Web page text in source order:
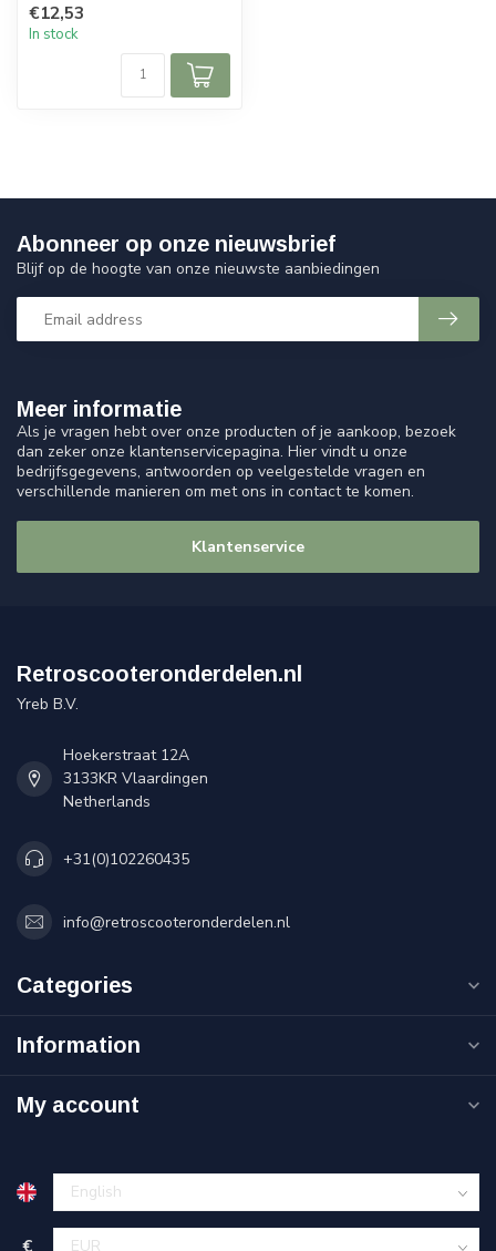
€12,53
In stock
Meer informatie
Als je vragen hebt over onze producten of je aankoop, bezoek
dan zeker onze klantenservicepagina. Hier vindt u onze
bedrijfsgegevens, antwoorden op veelgestelde vragen en
verschillende manieren om met ons in contact te komen.
Klantenservice
Abonneer op onze nieuwsbrief
Blijf op de hoogte van onze nieuwste aanbiedingen
Retroscooteronderdelen.nl
Yreb B.V.
Hoekerstraat 12A
3133KR Vlaardingen
Netherlands
+31(0)102260435
info@retroscooteronderdelen.nl
Categories
Information
My account